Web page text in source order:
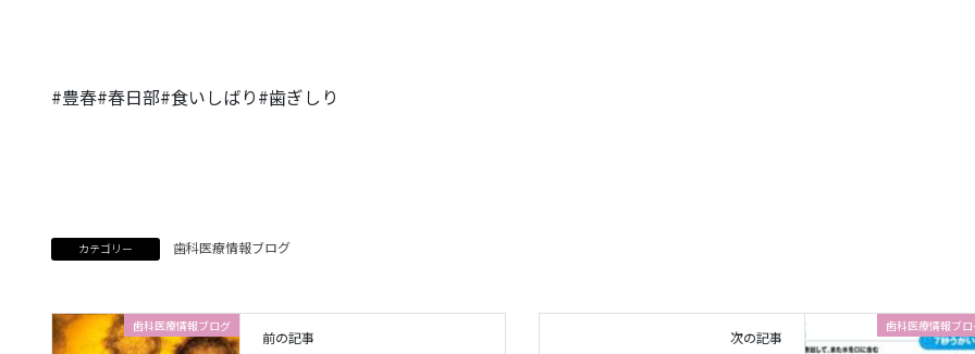
#豊春#春日部#食いしばり#歯ぎしり
カテゴリー 歯科医療情報ブログ
歯科医療情報ブログ
前の記事
歯科医療情報ブ
次の記事